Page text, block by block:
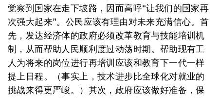
觉察到国家在走下坡路，因而高呼“让我们的国家再
次强大起来”。公民应该有理由对未来充满信心。首
先，发达经济体的政府必须改革教育与技能培训机
制，从而帮助人民顺利度过动荡时期。帮助现有工
人为将来的岗位进行再培训应该和教育下一代一样
提上日程。（事实上，技术进步比全球化对就业的
挑战来得更严峻。）其次，政府应该做好准备，保